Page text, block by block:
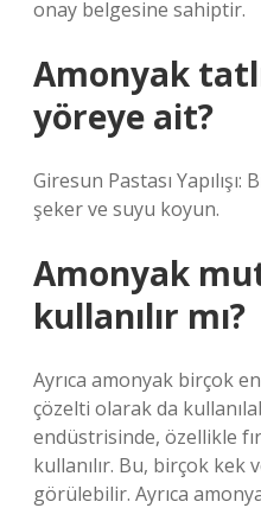
onay belgesine sahiptir.
Amonyak
yöreye ait?
Giresun Pastası
şeker ve suyu koyun.
Amonyak
kullanılır mı?
Ayrıca amonyak birçok
çözelti olarak da
endüstrisinde, özellikle
kullanılır. Bu, birçok kek
görülebilir. Ayrıca